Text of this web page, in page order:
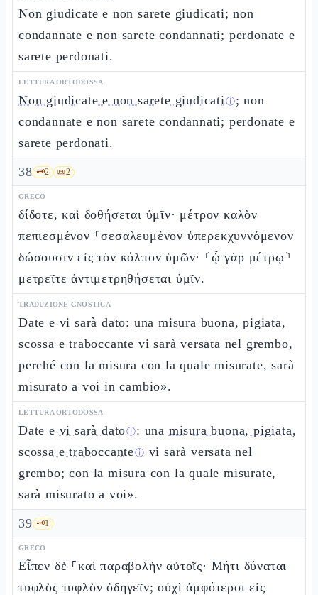
Non giudicate e non sarete giudicati; non
condannate e non sarete condannati; perdonate e
sarete perdonati.
LETTURA ORTODOSSA
Non giudicate e non sarete giudicatiⓘ; non
condannate e non sarete condannati; perdonate e
sarete perdonati.
38 🗝️2 📜2
GRECO
δίδοτε, καὶ δοθήσεται ὑμῖν· μέτρον καλὸν
πεπιεσμένον ⸀σεσαλευμένον ὑπερεκχυννόμενον
δώσουσιν εἰς τὸν κόλπον ὑμῶν· ⸂ᾧ γὰρ μέτρῳ⸃
μετρεῖτε ἀντιμετρηθήσεται ὑμῖν.
TRADUZIONE GNOSTICA
Date e vi sarà dato: una misura buona, pigiata,
scossa e traboccante vi sarà versata nel grembo,
perché con la misura con la quale misurate, sarà
misurato a voi in cambio».
LETTURA ORTODOSSA
Date e vi sarà datoⓘ: una misura buona, pigiata,
scossa e traboccanteⓘ vi sarà versata nel
grembo; con la misura con la quale misurate,
sarà misurato a voi».
39 🗝️1
GRECO
Εἶπεν δὲ ⸀καὶ παραβολὴν αὐτοῖς· Μήτι δύναται
τυφλὸς τυφλὸν ὁδηγεῖν; οὐχὶ ἀμφότεροι εἰς